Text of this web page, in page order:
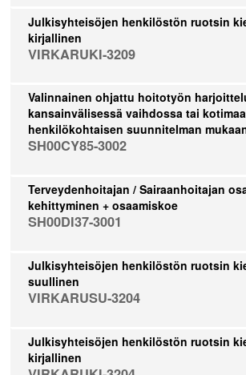
Julkisyhteisöjen henkilöstön ruotsin
kirjallinen
VIRKARUKI-3209
Valinnainen ohjattu hoitotyön
kansainvälisessä vaihdossa tai
henkilökohtaisen suunnitelman
SH00CY85-3002
Terveydenhoitajan / Sairaanhoitajan
kehittyminen + osaamiskoe
SH00DI37-3001
Julkisyhteisöjen henkilöstön ruotsin
suullinen
VIRKARUSU-3204
Julkisyhteisöjen henkilöstön ruotsin
kirjallinen